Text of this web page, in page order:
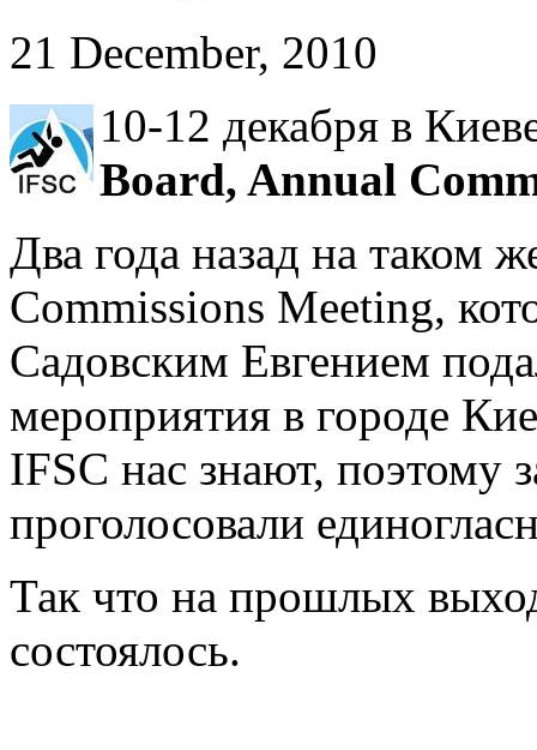
21 December, 2010
10-12 декабря в
Board, Annual
Два года назад на таком
Commissions Meeting,
Садовским Евгением
мероприятия в городе
IFSC нас знают, поэтому
проголосовали
Так что на прошлых
состоялось.